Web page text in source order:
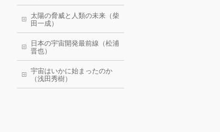
太陽の脅威と人類の未来（柴
田一成）
日本の宇宙開発最前線（松浦
晋也）
宇宙はいかに始まったのか
（浅田秀樹）